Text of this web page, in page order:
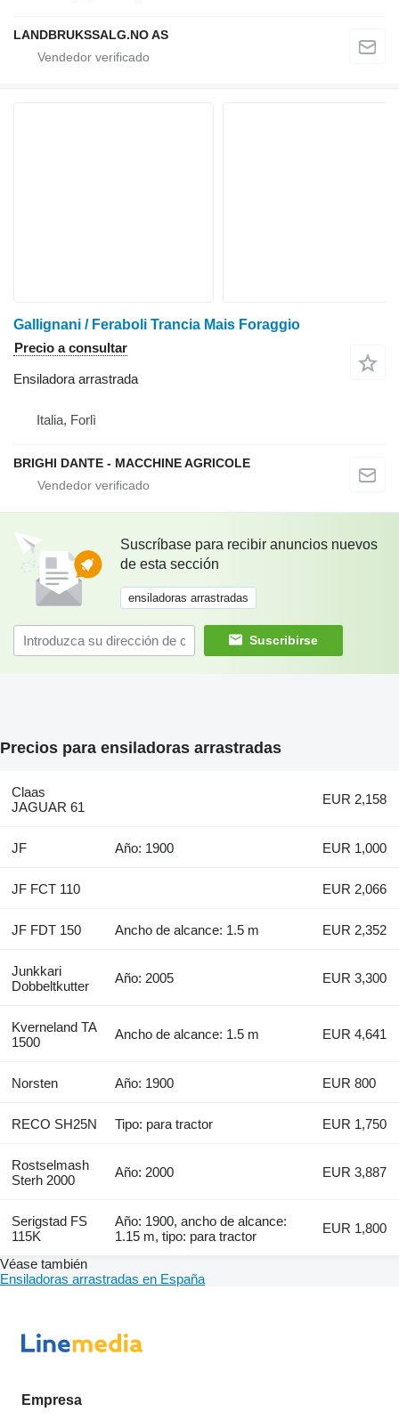
LANDBRUKSSALG.NO AS
Gallignani / Feraboli Trancia Mais Foraggio
Precio a consultar
Ensiladora arrastrada
Italia, Forlì
BRIGHI DANTE - MACCHINE AGRICOLE
Suscríbase para recibir anuncios nuevos
de esta sección
ensiladoras arrastradas
Suscribirse
Precios para ensiladoras arrastradas
Claas
JAGUAR 61
EUR 2,158
JF Año: 1900 EUR 1,000
JF FCT 110 EUR 2,066
JF FDT 150 Ancho de alcance: 1.5 m EUR 2,352
Junkkari
Dobbeltkutter
Año: 2005 EUR 3,300
Kverneland TA
1500
Ancho de alcance: 1.5 m EUR 4,641
Norsten Año: 1900 EUR 800
RECO SH25N Tipo: para tractor EUR 1,750
Rostselmash
Sterh 2000
Año: 2000 EUR 3,887
Serigstad FS
115K
Año: 1900, ancho de alcance:
1.15 m, tipo: para tractor
EUR 1,800
Véase también
Ensiladoras arrastradas en España
Empresa